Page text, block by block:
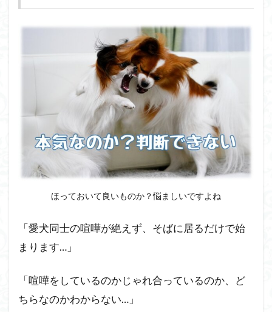
ない
嘩を
判断
目安
多
頭
で
愛
ほっておいて良いものか？悩ましいですよね
「愛犬同士の喧嘩が絶えず、そばに居るだけで始
まります…」
「喧嘩をしているのかじゃれ合っているのか、ど
ちらなのかわからない…」